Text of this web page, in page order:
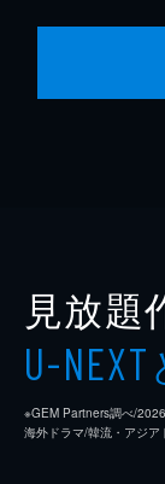
見放題
U-NEXT
※GEM Partners調べ/
海外ドラマ/韓流・アジア